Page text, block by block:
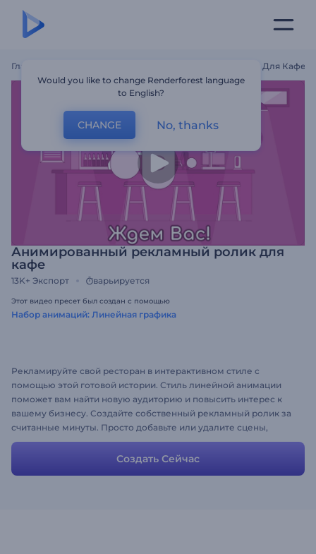
Главная Анимированный Рекламный Ролик Для Кафе
Анимированный рекламный ролик для
кафе
13K+ Экспорт варьируется
Этот видео пресет был создан с помощью
Набор анимаций: Линейная графика
Рекламируйте свой ресторан в интерактивном стиле с
помощью этой готовой истории. Стиль линейной анимации
поможет вам найти новую аудиторию и повысить интерес к
вашему бизнесу. Создайте собственный рекламный ролик за
считанные минуты. Просто добавьте или удалите сцены,
измените тексты и загрузите изображения и музыку, чтобы
получить желаемый результат.Создать Сейчас
Would you like to change Renderforest language
to English?
CHANGE No, thanks